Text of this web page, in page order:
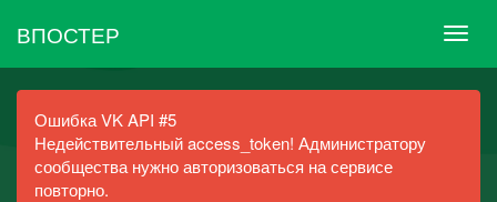
ВПОСТЕР
Ошибка VK API #5
Недействительный access_token! Администратору
сообщества нужно авторизоваться на сервисе
повторно.